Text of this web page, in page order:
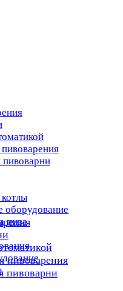
оборудование
пива
пивоварения
пивоварни